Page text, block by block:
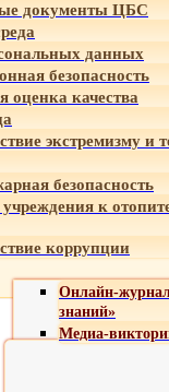
документы ЦБС
данных
безопасность
оценка качества
экстремизму и
безопасность
к
коррупции
Онлайн-
знаний»
Медиа-